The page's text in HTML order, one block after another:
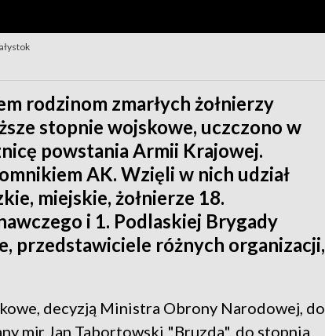
rodzinom zmarłych żołnierzy
stopnie wojskowe, uczczono w
powstania Armii Krajowej.
AK. Wzięli w nich udział
miejskie, żołnierze 18.
i 1. Podlaskiej Brygady
przedstawiciele różnych organizacji,
decyzją Ministra Obrony Narodowej, do
mjr Jan Tabortowski "Bruzda", do stopnia